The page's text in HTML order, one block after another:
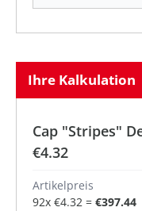
Ihre Kalkulation
Cap "Stripes"
€4.32
Artikelpreis
92x €4.32 = €397.44